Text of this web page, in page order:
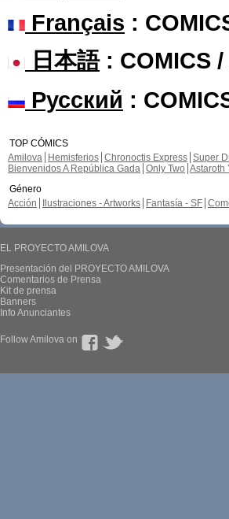
Français :
日本語: COMICS /
Русский :
TOP CÓMICS
Amilova
Hemisferios Chronoctis Express Super
Bienvenidos A República Gada Only Two Astaroth
Género
Acción
Ilustraciones - Artworks Fantasía - SF
EL PROYECTO AMILOVA
Presentación del PROYECTO AMILOVA
Comentarios de Prensa
Kit de prensa
Banners
Info Anunciantes
Follow Amilova on